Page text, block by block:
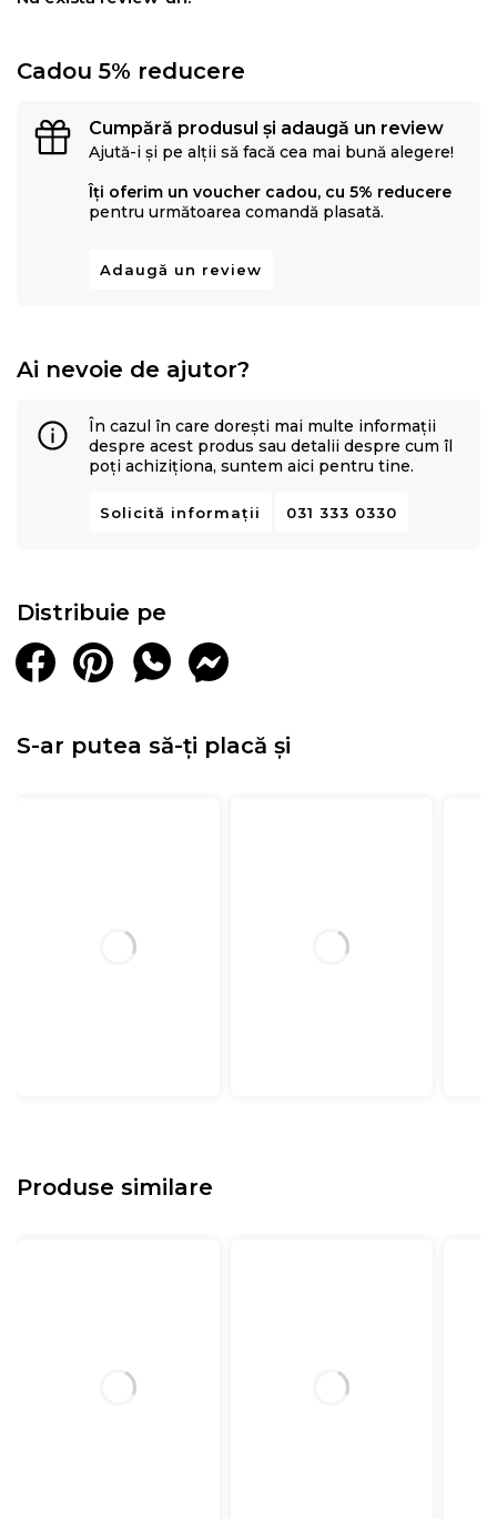
Cadou 5% reducere
Cumpără produsul și adaugă un review
Ajută-i și pe alții să facă cea mai bună alegere!
Îți oferim un voucher cadou, cu 5% reducere
pentru următoarea comandă plasată.
Adaugă un review
Ai nevoie de ajutor?
În cazul în care dorești mai multe informații
despre acest produs sau detalii despre cum îl
poți achiziționa, suntem aici pentru tine.
Solicită informații 031 333 0330
Distribuie pe
S-ar putea să-ți placă și
Produse similare